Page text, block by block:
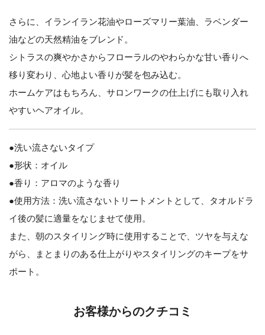
さらに、イランイラン花油やローズマリー葉油、ラベンダー
油などの天然精油をブレンド。
シトラスの爽やかさからフローラルのやわらかな甘い香りへ
移り変わり、心地よい香りが髪を包み込む。
ホームケアはもちろん、サロンワークの仕上げにも取り入れ
やすいヘアオイル。
●洗い流さないタイプ
●形状：オイル
●香り：アロマのような香り
●使用方法：洗い流さないトリートメントとして、タオルドラ
イ後の髪に適量をなじませて使用。
また、朝のスタイリング時に使用することで、ツヤを与えな
がら、まとまりのある仕上がりやスタイリングのキープをサ
ポート。
お客様からのクチコミ